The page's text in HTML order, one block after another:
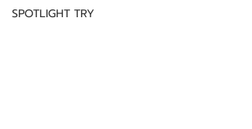
SPOTLIGHT TRY